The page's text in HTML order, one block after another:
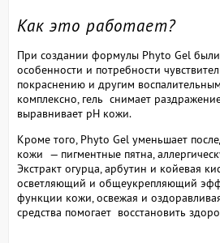
Как это работает?
При создании формулы Phyto Gel были
особенности и потребности
покраснению и другим
комплексно, гель снимает
выравнивает pH кожи.
Кроме того, Phyto Gel уменьшает
кожи — пигментные пятна,
Экстракт огурца, арбутин и койевая
осветляющий и общеукрепляющий
функции кожи, освежая и
средства помогает восстановить